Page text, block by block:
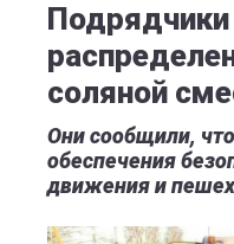
Подрядчики
соляной
Они сообщили,
обеспечения
движения и